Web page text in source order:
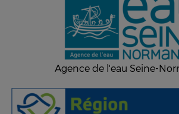
Agence de l'eau Seine-